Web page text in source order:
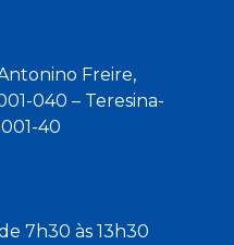
Freire,
040 – Teresina-
40
7h30 às 13h30